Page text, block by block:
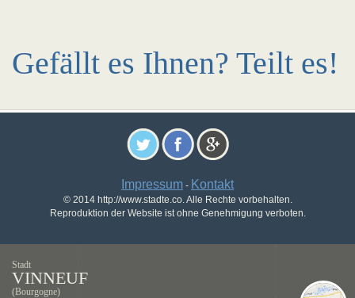
Gefällt es Ihnen? Teilt es!
Impressum - Kontakt
© 2014 http://www.stadte.co. Alle Rechte vorbehalten.
Reproduktion der Website ist ohne Genehmigung verboten.
Stadt
VINNEUF
(Bourgogne)